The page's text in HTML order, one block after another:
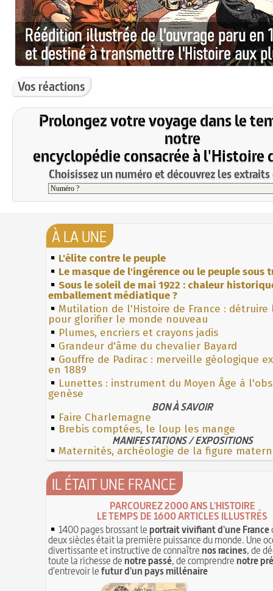
Vos réactions
Prolongez votre voyage dans le
notre
encyclopédie consacrée à l'Histoire
Choisissez un numéro et découvrez les
À LA UNE
L'élite contre le peuple
Le masque de l'ingérence ou le peuple sous
Sous le soleil de mai 1922 : chaleur
emballement médiatique ?
Mutilation de l'Histoire de France : détruire
pour glorifier le monde nouveau
Plumes, encriers et crayons jadis
Grandeur d'âme du chevalier Bayard
Gouffre de Padirac : merveille géologique
en 1889
Lunettes : instrument du Moyen Âge à
genèse
BON À SAVOIR
Faire Charlemagne
Brebis comptées, le loup les mange
MANIFESTATIONS / EXPOSITIONS
Maternités, archéologie de la figure
IL ÉTAIT UNE FRANCE
PARCOUREZ 2000 ANS L'HISTOIRE
LE TEMPS DE 1600 ARTICLES ILLUSTRÉS
1400 pages brossant leportrait vivifiant d'une France
deux siècles était la première puissance du monde. Une
divertissante et instructive de connaîtrenos racines, de
toute la richesse denotre passé, de comprendrenotre
d'entrevoir lefutur d'un pays millénaire